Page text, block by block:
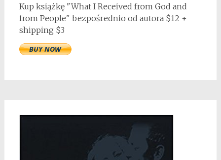
Kup książkę "What I Received from God and
from People" bezpośrednio od autora $12 +
shipping $3